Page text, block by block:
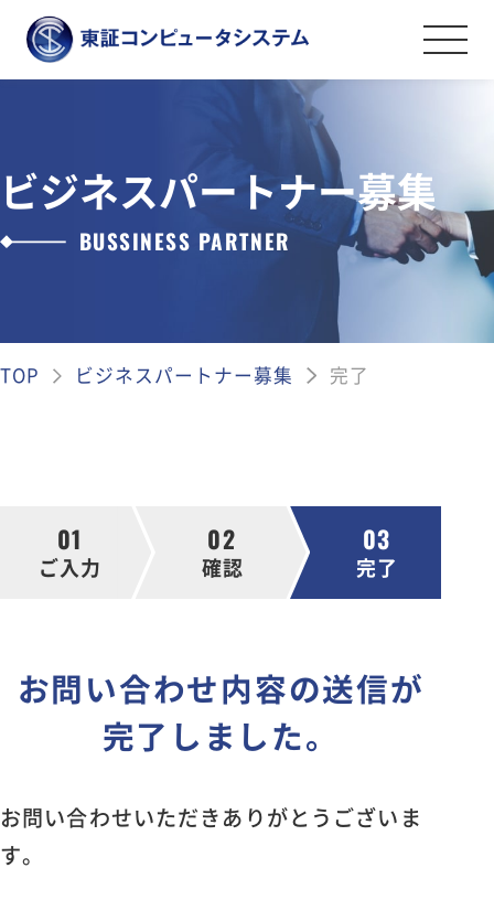
金融証券システムソリューション
オペレーションマネジメントサービス
情報セキュリティソリューション
金融証券データソリューション
導入事例
会社案内
ライフワークバランスと福利厚生・社内
キャリア採用
ビジネスパートナー募集
BUSSINESS PARTNER
TOP ビジネスパートナー募集 完了
01
ご入力
02
確認
03
完了
お問い合わせ内容の送信が
完了しました。
お問い合わせいただきありがとうございま
す。